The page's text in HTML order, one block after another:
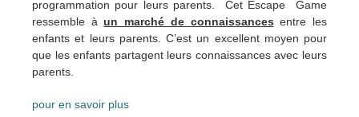
programmation pour leurs parents. Cet Escape Game
ressemble àun marché de connaissances entre les
enfants et leurs parents. C’est un excellent moyen pour
que les enfants partagent leurs connaissances avec leurs
parents.
pour en savoir plus